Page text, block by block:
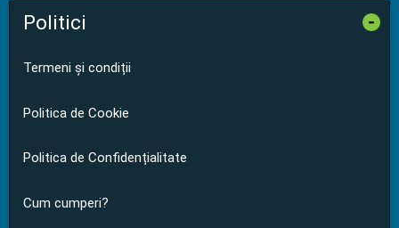
Politici -
Termeni și condiții
Politica de Cookie
Politica de Confidențialitate
Cum cumperi?